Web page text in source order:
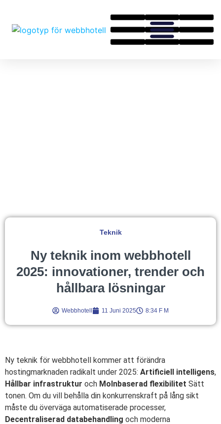
Teknik
Ny teknik inom webbhotell
2025: innovationer, trender och
hållbara lösningar
Webbhotell 11 Juni 2025 8:34 F M
Ny teknik för webbhotell kommer att förändra
hostingmarknaden radikalt under 2025: Artificiell intelligens,
Hållbar infrastruktur och Molnbaserad flexibilitet Sätt
tonen. Om du vill behålla din konkurrenskraft på lång sikt
måste du överväga automatiserade processer,
Decentraliserad databehandling och moderna